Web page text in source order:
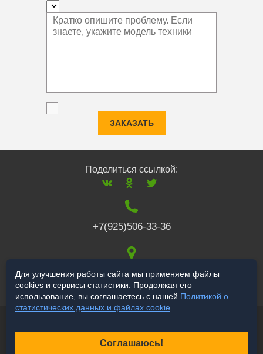
ЗАКАЗАТЬ
Поделиться ссылкой:
+7(925)506-33-36
117519,г. Москва,
Варшавское ш., 132
Продвижение сайта
Для улучшения работы сайта мы применяем файлы
cookies и сервисы статистики. Продолжая его
использование, вы соглашаетесь с нашей Политикой о
статистических данных и файлах cookie
Соглашаюсь!